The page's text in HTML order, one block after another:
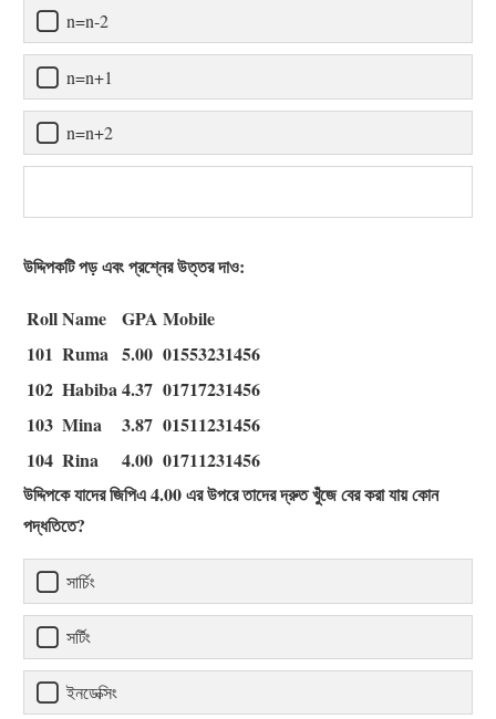
n=n-2
n=n+1
n=n+2
উদ্দিপকটি পড় এবং প্রশ্নের উত্তর দাও:
RollName GPA Mobile
101 Ruma 5.00 01553231456
102 Habiba4.37 01717231456
103 Mina 3.87 01511231456
104 Rina 4.00 01711231456
উদ্দিপকে যাদের জিপিএ 4.00 এর উপরে তাদের দ্রুত খুঁজে বের করা যায় কোন
পদ্ধতিতে?
সার্চিং
সর্টিং
ইনডেক্সিং